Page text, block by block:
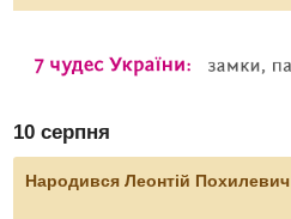
10 серпня
Народився Леонтій Похилевич